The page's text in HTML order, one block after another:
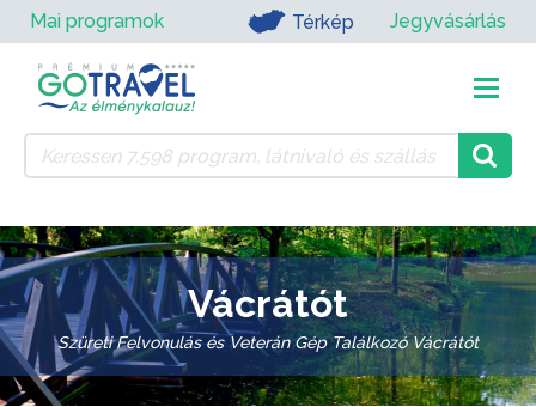
Mai programok Térkép Jegyvásárlás
Vácrátót
Szüreti Felvonulás és Veterán Gép Találkozó Vácrátót